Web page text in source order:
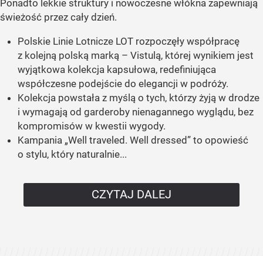
Ponadto lekkie struktury i nowoczesne włókna zapewniają
świeżość przez cały dzień.
Polskie Linie Lotnicze LOT rozpoczęły współpracę
z kolejną polską marką – Vistulą, której wynikiem jest
wyjątkowa kolekcja kapsułowa, redefiniująca
współczesne podejście do elegancji w podróży.
Kolekcja powstała z myślą o tych, którzy żyją w drodze
i wymagają od garderoby nienagannego wyglądu, bez
kompromisów w kwestii wygody.
Kampania „Well traveled. Well dressed” to opowieść
o stylu, który naturalnie...
CZYTAJ DALEJ